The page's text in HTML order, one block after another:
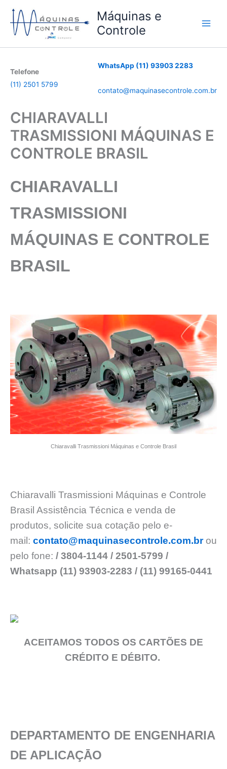
para
Máquinas e
Controle
Telefone
(11) 2501 5799
WhatsApp (11) 93903 2283
contato@maquinasecontrole.com.br
CHIARAVALLI
TRASMISSIONI MÁQUINAS E
CONTROLE BRASIL
CHIARAVALLI
TRASMISSIONI
MÁQUINAS E CONTROLE
BRASIL
Chiaravalli Trasmissioni Máquinas e Controle Brasil
Chiaravalli Trasmissioni Máquinas e Controle
Brasil Assistência Técnica e venda de
produtos, solicite sua cotação pelo e-
mail: contato@maquinasecontrole.com.brou
pelo fone: / 3804-1144 / 2501-5799 /
Whatsapp (11) 93903-2283 / (11) 99165-0441
ACEITAMOS TODOS OS CARTÕES DE
CRÉDITO E DÉBITO.
DEPARTAMENTO DE ENGENHARIA
DE APLICAÇĀO